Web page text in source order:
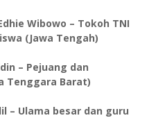
Wibowo – Tokoh TNI
(Jawa Tengah)
– Pejuang dan
Tenggara Barat)
– Ulama besar dan guru